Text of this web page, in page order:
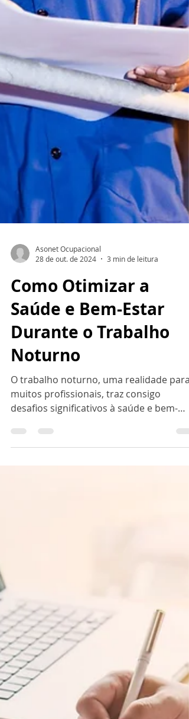
Asonet Ocupacional
28 de out. de 2024
3 min de leitura
Como Otimizar a
Saúde e Bem-Estar
Durante o Trabalho
Noturno
O trabalho noturno, uma realidade para
muitos profissionais, traz consigo